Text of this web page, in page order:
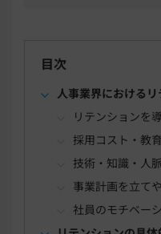
目次
人事業界における
リテンションを
採用コスト・教
技術・知識・人
事業計画を立て
社員のモチベー